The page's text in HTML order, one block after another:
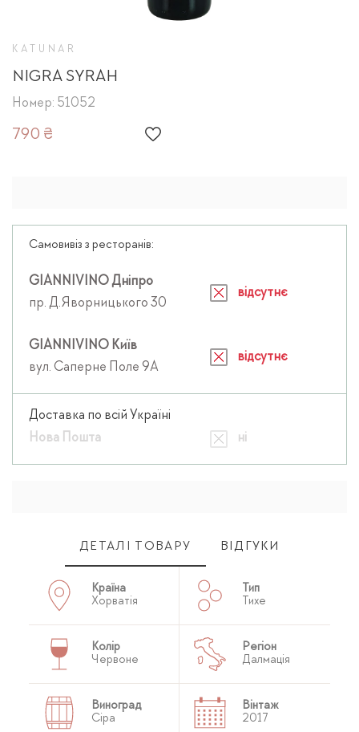
KATUNAR
NIGRA SYRAH
Номер: 51052
790 ₴
Самовивіз з ресторанів:
GIANNIVINO Дніпро
пр. Д.Яворницького 30
відсутнє
GIANNIVINO Київ
вул. Саперне Поле 9А
відсутнє
Доставка по всій Україні
Нова Пошта
ні
ДЕТАЛІ ТОВАРУ ВІДГУКИ
Країна
Хорватія
Тип
Тихе
Колір
Червоне
Регіон
Далмація
Виноград
Сіра
Вінтаж
2017